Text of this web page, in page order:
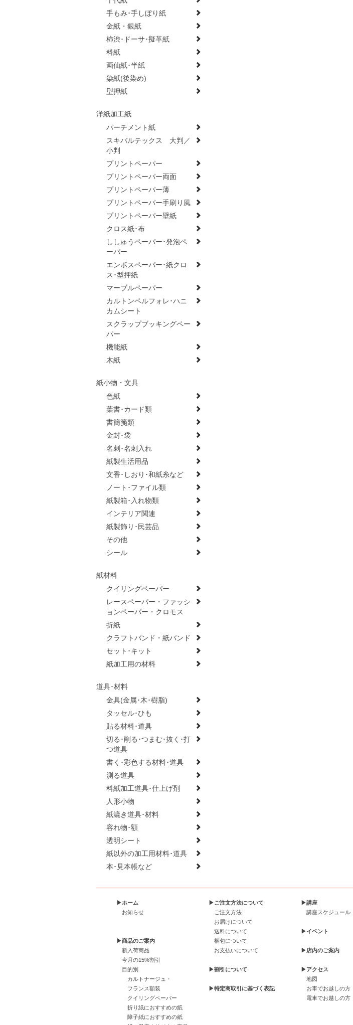
手もみ･手しぼり紙
金紙・銀紙
柿渋･ドーサ･擬革紙
料紙
画仙紙･半紙
染紙(後染め)
型押紙
洋紙加工紙
パーチメント紙
スキバルテックス 大判／
小判
プリントペーパー
プリントペーパー両面
プリントペーパー薄
プリントペーパー手刷り風
プリントペーパー壁紙
クロス紙･布
ししゅうペーパー･発泡ペ
ーパー
エンボスペーパー･紙クロ
ス･型押紙
マーブルペーパー
カルトンペルフォレ･ハニ
カムシート
スクラップブッキングペー
パー
機能紙
木紙
紙小物・文具
色紙
葉書･カード類
書簡箋類
金封･袋
名刺･名刺入れ
紙製生活用品
文香･しおり･和紙糸など
ノート･ファイル類
紙製箱･入れ物類
インテリア関連
紙製飾り･民芸品
その他
シール
紙材料
クイリングペーパー
レースペーパー・ファッシ
ョンペーパー・クロモス
折紙
クラフトバンド・紙バンド
セット･キット
紙加工用の材料
道具･材料
金具(金属･木･樹脂)
タッセル･ひも
貼る材料･道具
切る･削る･つまむ･抜く･打
つ道具
書く･彩色する材料･道具
測る道具
料紙加工道具･仕上げ剤
人形小物
紙漉き道具･材料
容れ物･額
透明シート
紙以外の加工用材料･道具
本･見本帳など
▶ホーム
お知らせ
▶商品のご案内
新入荷商品
今月の15%割引
目的別
カルトナージュ・
フランス額装
クイリングペーパー
折り紙におすすめの紙
障子紙におすすめの紙
▶ご注文方法について
ご注文方法
お届けについて
送料について
梱包について
お支払いについて
▶割引について
▶特定商取引に基づく表記
▶講座
講座スケジュール
▶イベント
▶店内のご案内
▶アクセス
地図
お車でお越しの方
電車でお越しの方